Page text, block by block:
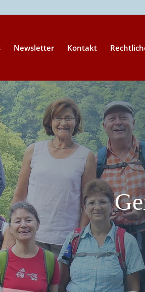
Newsletter Kontakt